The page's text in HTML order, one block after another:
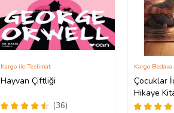
Hayvan Çiftliği
(36)
Kargo ile Teslimat
Çocuklar
Hikaye
Hediyesi -
Kargo Bedava